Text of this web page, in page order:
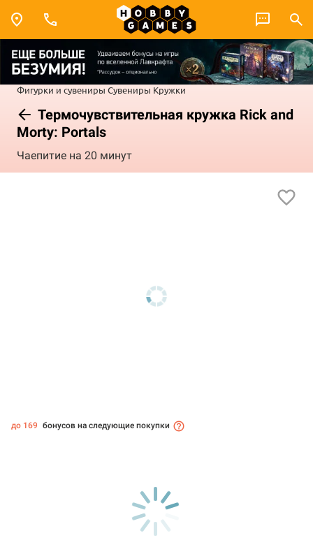
Фигурки и сувениры Сувениры Кружки
Термочувствительная кружка Rick and
Morty: Portals
Чаепитие на 20 минут
до 169 бонусов на следующие покупки